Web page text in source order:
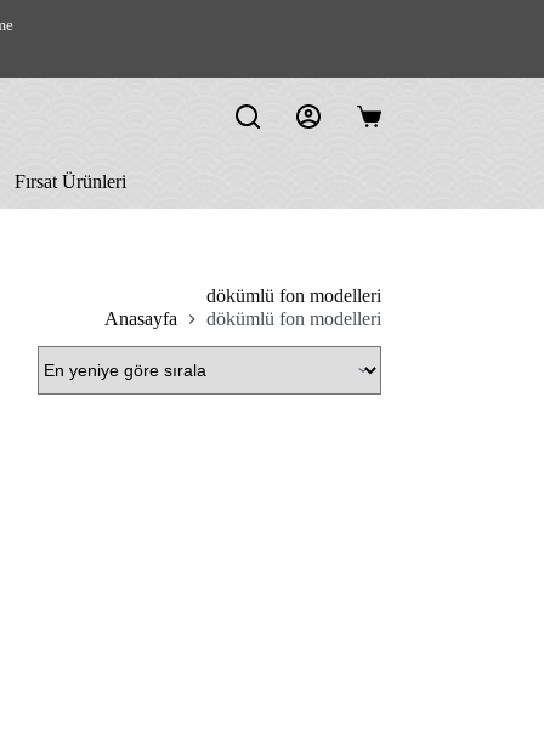
Shopping
Fırsat Ürünleri
dökümlü fon modelleri
Anasayfa
dökümlü fon modelleri